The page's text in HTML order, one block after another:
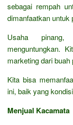
sebagai rempah
dimanfaatkan untuk
Usaha
menguntungkan.
marketing dari buah
Kita bisa
ini, baik yang
Menjual Kacamata